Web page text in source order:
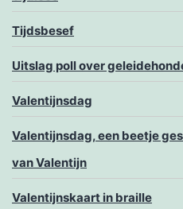
Tijdsbesef
Uitslag poll over
Valentijnsdag
Valentijnsdag, een beetje
van Valentijn
Valentijnskaart in braille